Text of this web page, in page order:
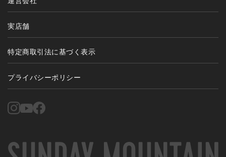
実店舗
特定商取引法に基づく表示
プライバシーポリシー